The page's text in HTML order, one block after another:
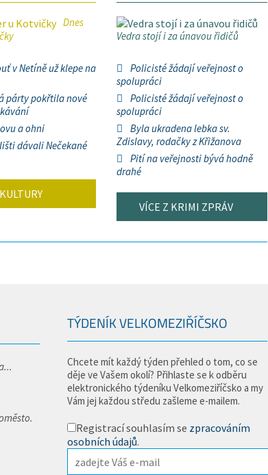
Dnes
v Netíně už klepe na
párty pokřtila nové
a ohni
dávali Nečekané
Vedra stojí i za únavou řidičů
Policisté žádají veřejnost o
spolupráci
Policisté žádají veřejnost o
spolupráci
Byla ukradena lebka sv.
Zdislavy, rodačky z Křižanova
Pití na veřejnosti bývá hodně
drahé
VÍCE Z KRIMI ZPRÁV
TÝDENÍK VELKOMEZIŘÍČSKO
Chcete mít každý týden přehled o tom, co se
děje ve Vašem okolí? Přihlaste se k odběru
elektronického týdeníku Velkomeziříčsko a my
Vám jej každou středu zašleme e-mailem.
Registrací souhlasím se zpracováním
osobních údajů.